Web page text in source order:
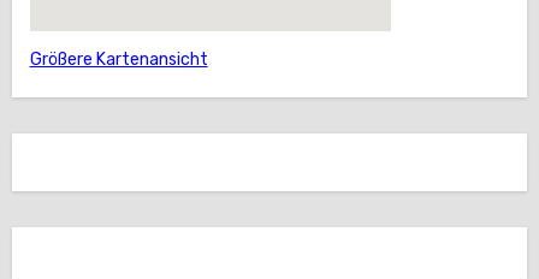
Größere Kartenansicht